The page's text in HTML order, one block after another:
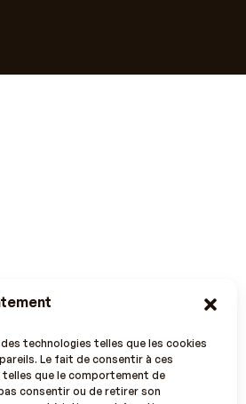
technologies telles que les cookies
Le fait de consentir à ces
que le comportement de
consentir ou de retirer son